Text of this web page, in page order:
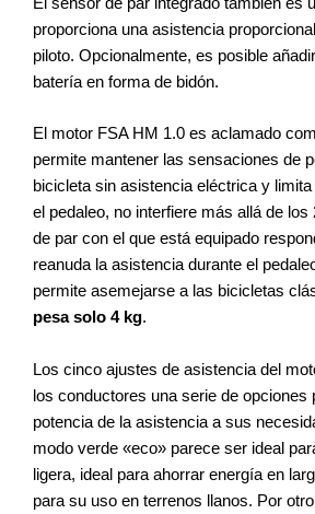
proporciona una asistencia
piloto. Opcionalmente, es posible
batería en forma de bidón.
El motor FSA HM 1.0 es aclamado
permite mantener las sensaciones de
bicicleta sin asistencia eléctrica y
el pedaleo, no interfiere más allá de
de par con el que está equipado
reanuda la asistencia durante el
permite asemejarse a las bicicletas
pesa solo 4 kg.
Los cinco ajustes de asistencia del
los conductores una serie de opciones
potencia de la asistencia a sus
modo verde «eco» parece ser ideal
ligera, ideal para ahorrar energía en
para su uso en terrenos llanos. Por